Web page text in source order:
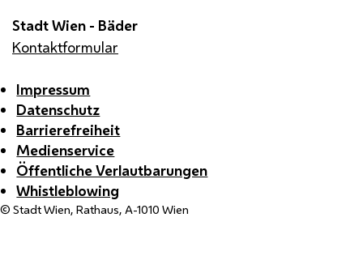
Stadt Wien - Bäder
Kontaktformular
Impressum
Datenschutz
Barrierefreiheit
Medienservice
Öffentliche Verlautbarungen
Whistleblowing
© Stadt Wien, Rathaus, A-1010 Wien